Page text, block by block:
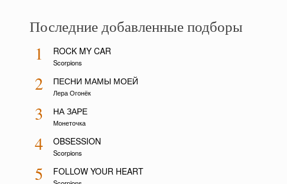
Последние добавленные подборы
1 ROCK MY CAR
Scorpions
2 ПЕСНИ МАМЫ МОЕЙ
Лера Огонёк
3 НА ЗАРЕ
Монеточка
4 OBSESSION
Scorpions
5 FOLLOW YOUR HEART